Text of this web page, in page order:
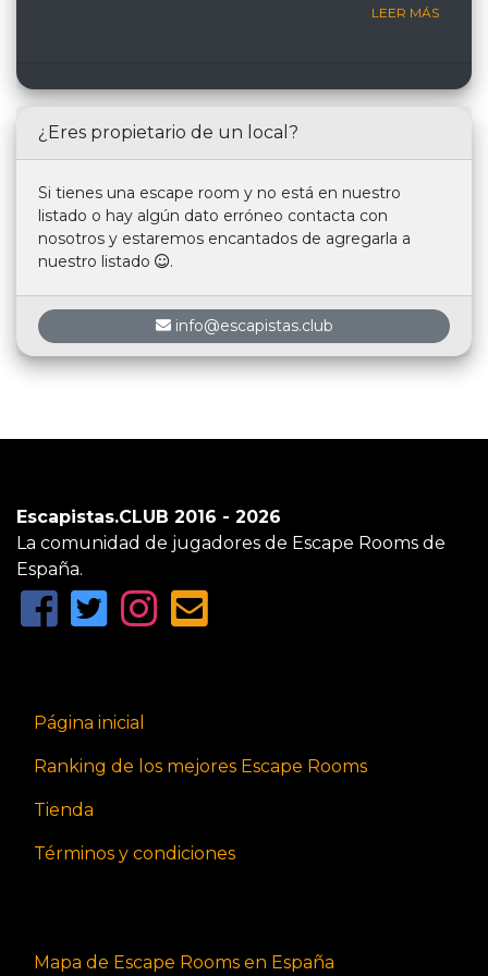
LEER MÁS
¿Eres propietario de un local?
Si tienes una escape room y no está en nuestro
listado o hay algún dato erróneo contacta con
nosotros y estaremos encantados de agregarla a
nuestro listado
.
info@escapistas.club
Escapistas.CLUB 2016 - 2026
La comunidad de jugadores de Escape Rooms de
España.
Página inicial
Ranking de los mejores Escape Rooms
Tienda
Términos y condiciones
Mapa de Escape Rooms en España